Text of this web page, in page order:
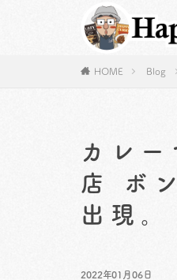
HOME Blog
カレ
店 ボ
出現。
2022年01月06日